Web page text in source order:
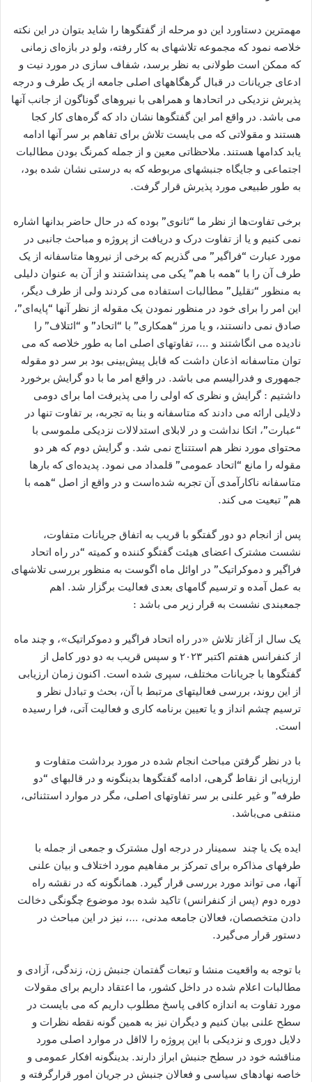
مهمترين دستاورد اين دو مرحله از گفتگوها را شايد بتوان در اين نکته
خلاصه نمود که مجموعه تلاشهای به کار رفته، ولو در بازه‌ای زمانی
که ممکن است طولانی به نظر برسد، شفاف سازی در مورد نيت و
ادعای جريانات در قبال گرهگاههای اصلی جامعه از يک طرف و درجه
پذيرش نزديکی در اتحادها و همراهی با نيروهای گوناگون از جانب آنها
می باشد. در واقع امر اين گفتگوها نشان داد که گره‌های کار کجا
هستند و مقولاتی که می بايست تلاش برای تفاهم بر سر آنها ادامه
يابد کدامها هستند. ملاحظاتی معين و از جمله کمرنگ بودن مطالبات
اجتماعی و جايگاه جنبشهای مربوطه که به درستی نشان شده بود،
به طور طبيعی مورد پذيرش قرار گرفت.
برخی تفاوت‌ها از نظر ما “ثانوی” بوده که در حال حاضر بدانها اشاره
نمی کنيم و يا از تفاوت درک و دريافت از پروژه و مباحث جانبی در
مورد عبارت “فراگير” می گذريم که برخی از نيروها متاسفانه از يک
طرف آن را با “همه با هم” يکی می پنداشتند و از آن به عنوان دليلی
به منظور “تقليل” مطالبات استفاده می کردند ولی از طرف ديگر،
اين امر را برای خود در منظور نمودن يک مقوله از نظر آنها “پايه‌ای”،
صادق نمی دانستند، و يا مرز “همکاری” با “اتحاد” و “ائتلاف” را
ناديده می انگاشتند و …، تفاوتهای اصلی اما به طور خلاصه که می
توان متاسفانه اذعان داشت که قابل پيش‌بينی بود بر سر دو مقوله
جمهوری و فدراليسم می باشد. در واقع امر ما با دو گرايش برخورد
داشتيم : گرايش و نظری که اولی را می پذيرفت اما برای دومی
دلايلی ارائه می دادند که متاسفانه و بنا به تجربه، بر تفاوت تنها در
“عبارت”، اتکا نداشت و در لابلای استدلالات نزديکی ملموسی با
محتوای مورد نظر هم استتناج نمی شد. و گرايش دوم که هر دو
مقوله را مانع “اتحاد عمومی” قلمداد می نمود. پديده‌ای که بارها
متاسفانه ناکارآمدی آن تجربه شده‌است و در واقع از اصل “همه با
هم” تبعيت می کند.
پس از انجام دو دور گفتگو با قريب به اتفاق جريانات متفاوت،
نشست مشترک اعضای هيئت گفتگو کننده و کميته “در راه اتحاد
فراگير و دموکراتيک” در اوائل ماه اگوست به منظور بررسی تلاشهای
به عمل آمده و ترسيم گامهای بعدی فعاليت برگزار شد. اهم
جمعبندی نشست به قرار زير می باشد :
یک سال از آغاز تلاش «در راه اتحاد فراگیر و دموکراتیک»، و چند ماه
از کنفرانس هفتم اکتبر ۲۰۲۳ و سپس قریب به دو دور کامل از
گفتگوها با جریانات مختلف، سپری شده است. اکنون زمان ارزیابی
از این روند، بررسی فعالیتهای مرتبط با آن، بحث و تبادل نظر و
ترسیم چشم انداز و یا تعیین برنامه کاری و فعالیت آتی، فرا رسیده
است.
با در نظر گرفتن مباحث انجام شده در مورد برداشت متفاوت و
ارزیابی از نقاط گرهی، ادامه گفتگوها بدینگونه و در قالبهای “دو
طرفه” و غير علنی بر سر تفاوتهای اصلی، مگر در موارد استثنائی،
منتفی می‌باشد.
ایده یک يا چند سمینار در درجه اول مشترک و جمعی از جمله با
طرفهای مذاکره برای تمرکز بر مفاهیم مورد اختلاف و بیان علنی
آنها، می تواند مورد بررسی قرار گیرد. همانگونه که در نقشه راه
دوره دوم (پس از کنفرانس) تاکيد شده بود موضوع چگونگی دخالت
دادن متخصصان، فعالان جامعه مدنی، …، نيز در این مباحث در
دستور قرار می‌گيرد.
با توجه به واقعيت منشا و تبعات گفتمان جنبش زن، زندگی، آزادی و
مطالبات اعلام شده در داخل کشور، ما اعتقاد داريم برای مقولات
مورد تفاوت به اندازه کافی پاسخ مطلوب داریم که می بایست در
سطح علنی بیان کنیم و ديگران نيز به همين گونه نقطه نظرات و
دلايل دوری و نزديکی با اين پروژه را لااقل در موارد اصلی مورد
مناقشه خود در سطح جنبش ابراز دارند. بدينگونه افکار عمومی و
خاصه نهادهای سياسی و فعالان جنبش در جريان امور قرارگرفته و